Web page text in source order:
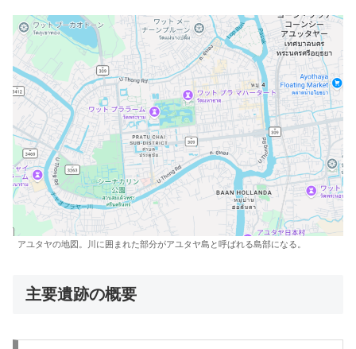
アユタヤの地図。川に囲まれた部分がアユタヤ島と呼ばれる島部になる。
主要遺跡の概要